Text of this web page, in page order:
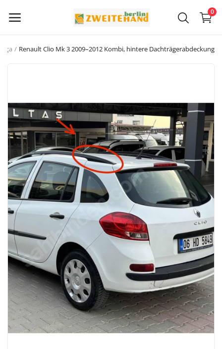
0
Kategoriler
Ana Sayfa
İstek Listesi
Contact
Blog
Giriş Yap
Kayıt Ol
Türkçe EUR (€)
Renault Clio Mk 3 2009–2012 Kombi, hintere Dachträgerabdeckung